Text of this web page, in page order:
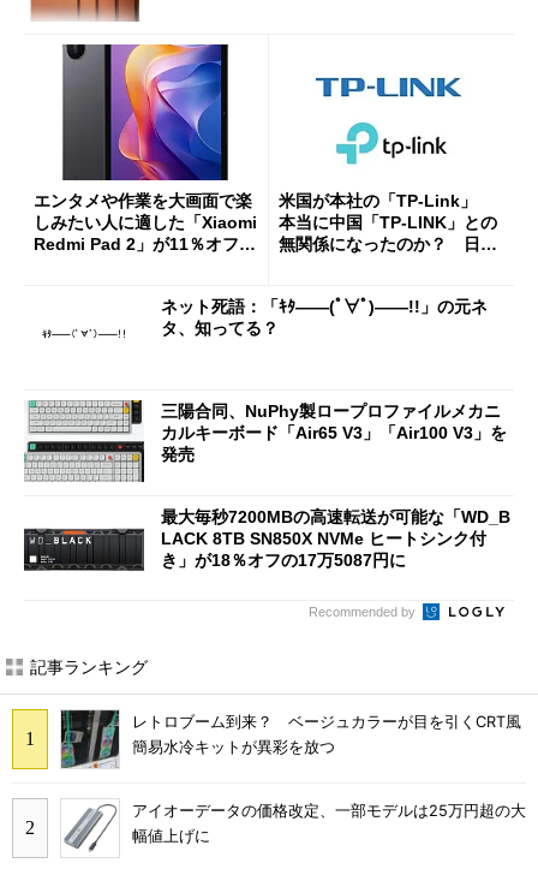
エンタメや作業を大画面で楽
しみたい人に適した「Xiaomi
Redmi Pad 2」が11％オフの
米国が本社の「TP-Link」
本当に中国「TP-LINK」との
無関係になったのか？ 日本
ネット死語：「ｷﾀ――(ﾟ∀ﾟ)――!!」の元ネ
タ、知ってる？
三陽合同、NuPhy製ロープロファイルメカニ
カルキーボード「Air65 V3」「Air100 V3」を
発売
最大毎秒7200MBの高速転送が可能な「WD_B
LACK 8TB SN850X NVMe ヒートシンク付
き」が18％オフの17万5087円に
Recommended by
記事ランキング
レトロブーム到来？ ベージュカラーが目を引くCRT風
簡易水冷キットが異彩を放つ
アイオーデータの価格改定、一部モデルは25万円超の大
幅値上げに